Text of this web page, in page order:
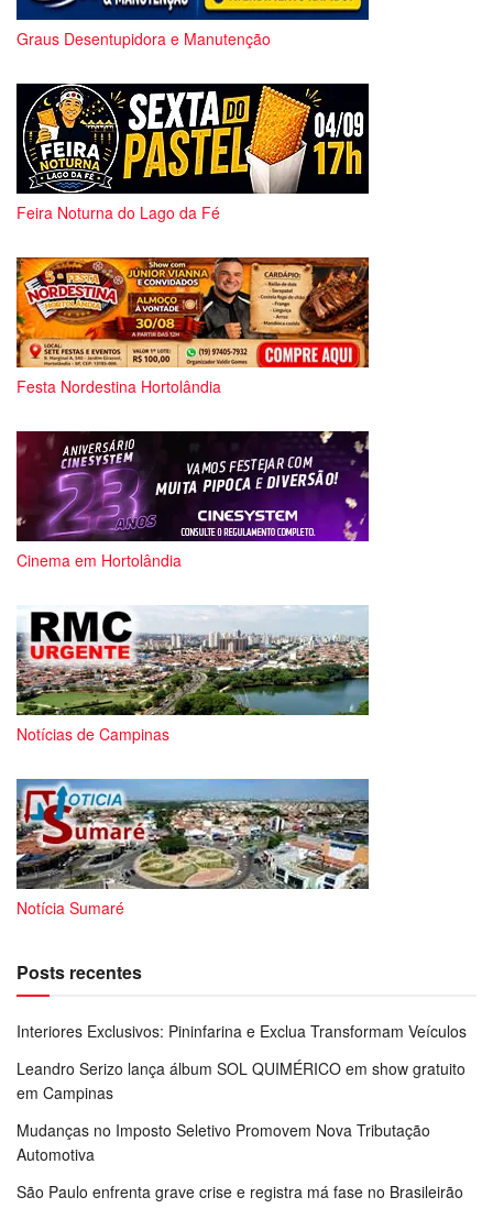
Graus Desentupidora e Manutenção
Feira Noturna do Lago da Fé
Festa Nordestina Hortolândia
Cinema em Hortolândia
Notícias de Campinas
Notícia Sumaré
Posts recentes
Interiores Exclusivos: Pininfarina e Exclua Transformam Veículos
Leandro Serizo lança álbum SOL QUIMÉRICO em show gratuito
em Campinas
Mudanças no Imposto Seletivo Promovem Nova Tributação
Automotiva
São Paulo enfrenta grave crise e registra má fase no Brasileirão